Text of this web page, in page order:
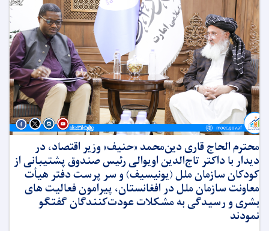
محترم الحاج قاری دین‌محمد «حنیف» وزیر اقتصاد، در
دیدار با داکتر تاج‌الدین اویوالی رئیس صندوق پشتیبانی از
کودکان سازمان ملل (یونیسیف) و سر پرست دفتر هیأت
معاونت سازمان ملل در افغانستان، پیرامون فعالیت های
بشری و رسیدگی به مشکلات عودت‌کنندگان گفتگو
نمودند